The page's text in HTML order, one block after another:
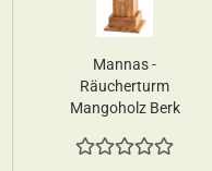
Mannas -
Räucherturm
Mangoholz Berk